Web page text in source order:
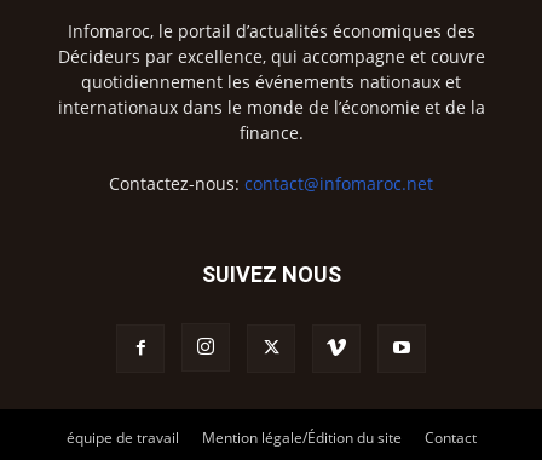
Infomaroc, le portail d’actualités économiques des
Décideurs par excellence, qui accompagne et couvre
quotidiennement les événements nationaux et
internationaux dans le monde de l’économie et de la
finance.
Contactez-nous: contact@infomaroc.net
SUIVEZ NOUS
équipe de travail Mention légale/Édition du site Contact